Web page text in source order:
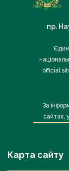
пр.
official
За
сайтах,
Карта сайту